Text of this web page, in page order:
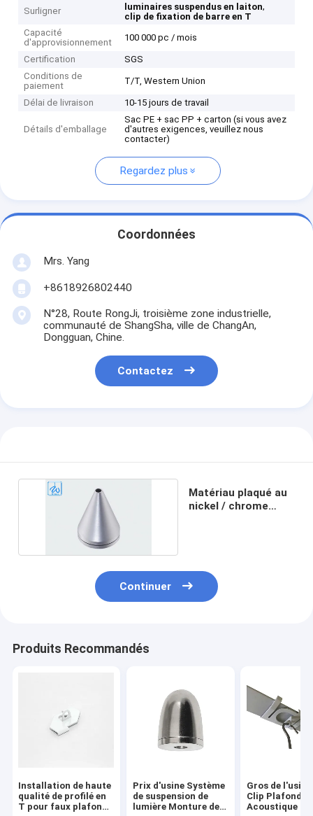
Surligner luminaires suspendus en laiton,
clip de fixation de barre en T
Capacité
d'approvisionnement
100 000 pc / mois
Certification
SGS
Conditions de
paiement
T/T, Western Union
Délai de livraison 10-15 jours de travail
Détails d'emballage
Sac PE + sac PP + carton (si vous avez
d'autres exigences, veuillez nous
contacter)
Regardez plus
Coordonnées
Mrs. Yang
+8618926802440
N°28, Route RongJi, troisième zone industrielle,
communauté de ShangSha, ville de ChangAn,
Dongguan, Chine.
Contactez
Matériau plaqué au
nickel / chrome
Continuer
Produits Recommandés
Installation de haute
qualité de profilé en
T pour faux plafond,
Prix d'usine Système
de suspension de
lumière Monture de
Gros de
Clip Plafond
Acoustique